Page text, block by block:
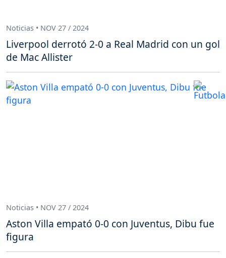
Noticias • NOV 27 / 2024
Liverpool derrotó 2-0 a Real Madrid con un gol
de Mac Allister
Noticias • NOV 27 / 2024
Aston Villa empató 0-0 con Juventus, Dibu fue
figura